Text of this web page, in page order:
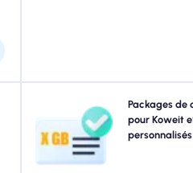
Packages de
pour Koweit
Voyager à Koweit? Choisissez
données Koweit conçus
besoins, avec une
Quelques-uns de nos eSIMS
manuelle, veuillez consulter